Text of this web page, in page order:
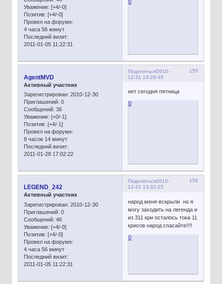
Уважение: [+4/-0]
Позитив: [+4/-0]
Провел на форуме:
4 часа 56 минут
Последний визит:
2011-01-05 11:22:31
0
Поделиться 155
2010-
12-31 13:28:45
AgentMVD
Активный участник
Зарегистрирован: 2010-12-30
Приглашений: 0
Сообщений: 36
Уважение: [+0/-1]
Позитив: [+4/-1]
Провел на форуме:
8 часов 14 минут
Последний визит:
2011-01-28 17:02:22
нет сегодня пятница
0
Поделиться 156
2010-
12-31 13:32:25
LEGEND_242
Активный участник
Зарегистрирован: 2010-12-30
Приглашений: 0
Сообщений: 46
Уважение: [+4/-0]
Позитив: [+4/-0]
Провел на форуме:
4 часа 56 минут
Последний визит:
2011-01-05 11:22:31
народ меня вскрыли но я
могу заходить на легенда и
из 311 кри осталось тока 11
крисов народ спасайте!!!!
0